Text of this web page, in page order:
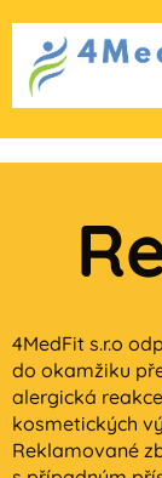
4MedFit s.r.o
do okamžiku
alergická
kosmetických
Reklamované